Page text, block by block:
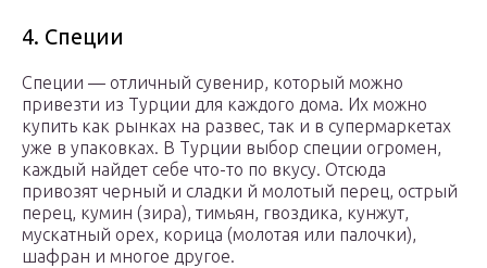
4. Специи
Специи — отличный сувенир, который можно
привезти из Турции для каждого дома. Их можно
купить как рынках на развес, так и в супермаркетах
уже в упаковках. В Турции выбор специи огромен,
каждый найдет себе что-то по вкусу. Отсюда
привозят черный и сладки й молотый перец, острый
перец, кумин (зира), тимьян, гвоздика, кунжут,
мускатный орех, корица (молотая или палочки),
шафран и многое другое.